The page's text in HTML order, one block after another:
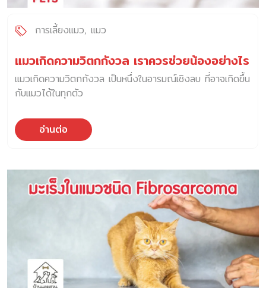
การเลี้ยงแมว แมว
แมวเกิดความวิตกกังวล เราควรช่วยน้องอย่างไร
แมวเกิดความวิตกกังวล เป็นหนึ่งในอารมณ์เชิงลบ ที่อาจเกิดขึ้น
กับแมวได้ในทุกตัว
อ่านต่อ